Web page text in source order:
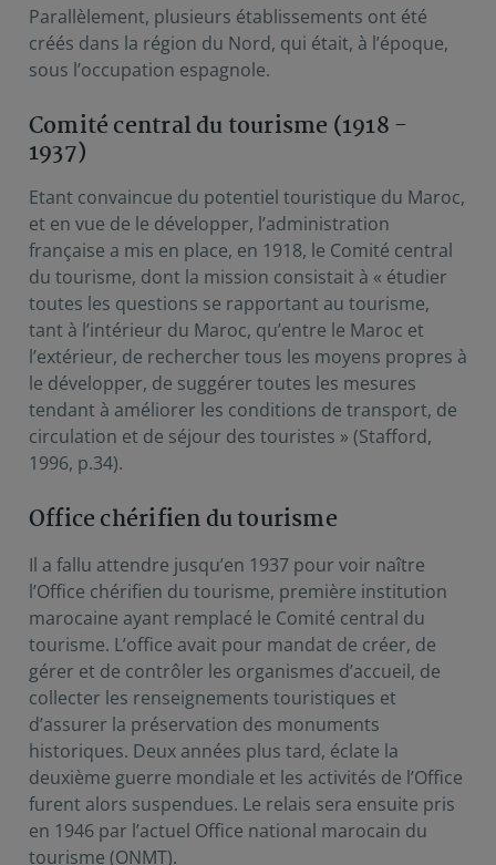
Parallèlement, plusieurs établissements ont été
créés dans la région du Nord, qui était, à l’époque,
sous l’occupation espagnole.
Comité central du tourisme (1918 -
1937)
Etant convaincue du potentiel touristique du Maroc,
et en vue de le développer, l’administration
française a mis en place, en 1918, le Comité central
du tourisme, dont la mission consistait à « étudier
toutes les questions se rapportant au tourisme,
tant à l’intérieur du Maroc, qu’entre le Maroc et
l’extérieur, de rechercher tous les moyens propres à
le développer, de suggérer toutes les mesures
tendant à améliorer les conditions de transport, de
circulation et de séjour des touristes » (Stafford,
1996, p.34).
Office chérifien du tourisme
Il a fallu attendre jusqu’en 1937 pour voir naître
l’Office chérifien du tourisme, première institution
marocaine ayant remplacé le Comité central du
tourisme. L’office avait pour mandat de créer, de
gérer et de contrôler les organismes d’accueil, de
collecter les renseignements touristiques et
d’assurer la préservation des monuments
historiques. Deux années plus tard, éclate la
deuxième guerre mondiale et les activités de l’Office
furent alors suspendues. Le relais sera ensuite pris
en 1946 par l’actuel Office national marocain du
tourisme (ONMT).